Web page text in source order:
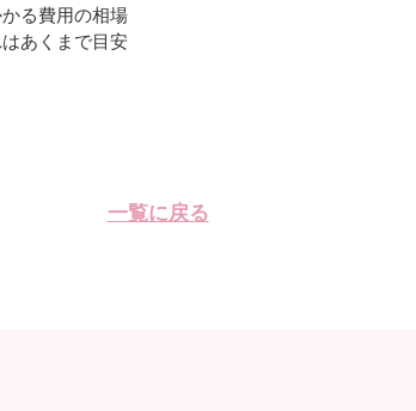
る費用の相場
あくまで目安
一覧に戻る